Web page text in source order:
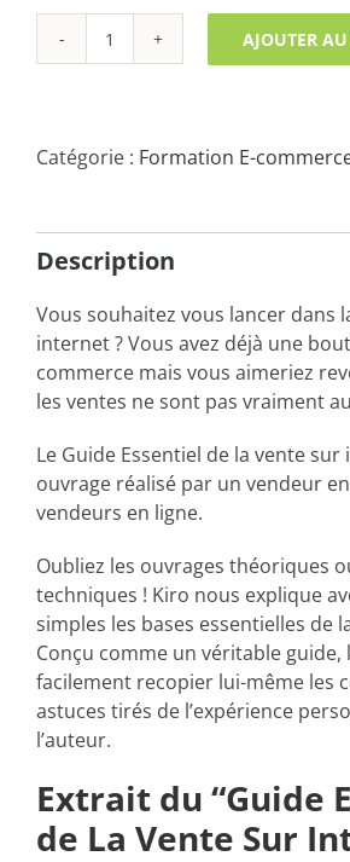
quantité
Essentiel
La
Vente
Sur
Internet
[Livre
à
télécharger]
AJOUTER
Catégorie : Formation E-
Description
Vous souhaitez vous lancer dans
internet ? Vous avez déjà une
commerce mais vous aimeriez
les ventes ne sont pas vraiment
Le Guide Essentiel de la vente
ouvrage réalisé par un vendeur
vendeurs en ligne.
Oubliez les ouvrages théoriques
techniques ! Kiro nous explique
simples les bases essentielles de
Conçu comme un véritable
facilement recopier lui-même les
astuces tirés de l’expérience
l’auteur.
Extrait du “Guide
de La Vente Sur